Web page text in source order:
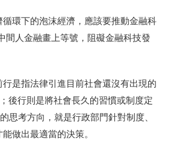
環下的泡沫經濟，應該要推動金融科
間人金融畫上等號，阻礙金融科技發
是指法律引進目前社會還沒有出現的
後行則是將社會長久的習慣或制度定
思考方向，就是行政部門針對制度、
做出最適當的決策。